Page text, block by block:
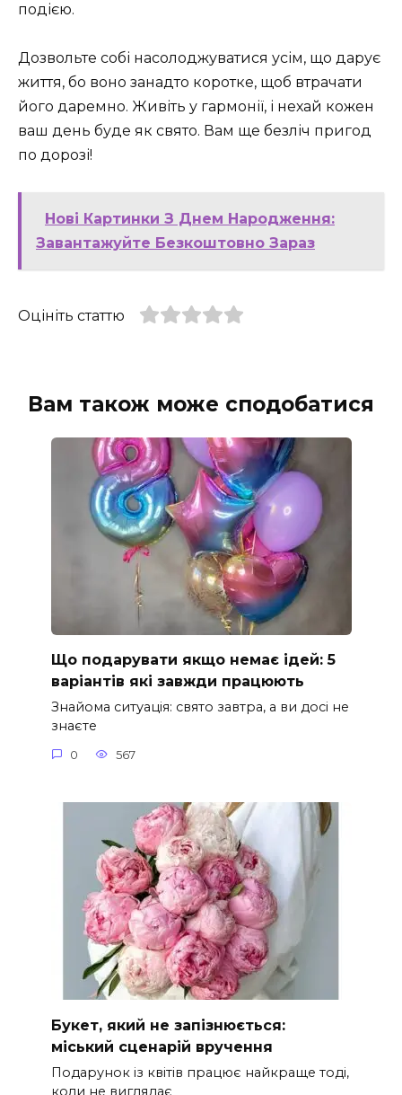
подією.
Дозвольте собі насолоджуватися усім, що дарує
життя, бо воно занадто коротке, щоб втрачати
його даремно. Живіть у гармонії, і нехай кожен
ваш день буде як свято. Вам ще безліч пригод
по дорозі!
Нові Картинки З Днем Народження:
Завантажуйте Безкоштовно Зараз
Оцініть статтю
Вам також може сподобатися
Що подарувати якщо немає ідей: 5
варіантів які завжди працюють
Знайома ситуація: свято завтра, а ви досі не
знаєте
0 567
Букет, який не запізнюється:
міський сценарій вручення
Подарунок із квітів працює найкраще тоді,
коли не виглядає